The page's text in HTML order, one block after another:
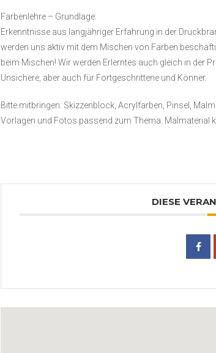
Farbenlehre – Grundlage:
Erkenntnisse aus langjähriger Erfahrung in der
werden uns aktiv mit dem Mischen von Farben
beim Mischen! Wir werden Erlerntes auch gleich in der
Unsichere, aber auch für Fortgeschrittene und Könner.
Bitte mitbringen: Skizzenblock, Acrylfarben, Pinsel,
Vorlagen und Fotos passend zum Thema. Malmaterial
DIESE